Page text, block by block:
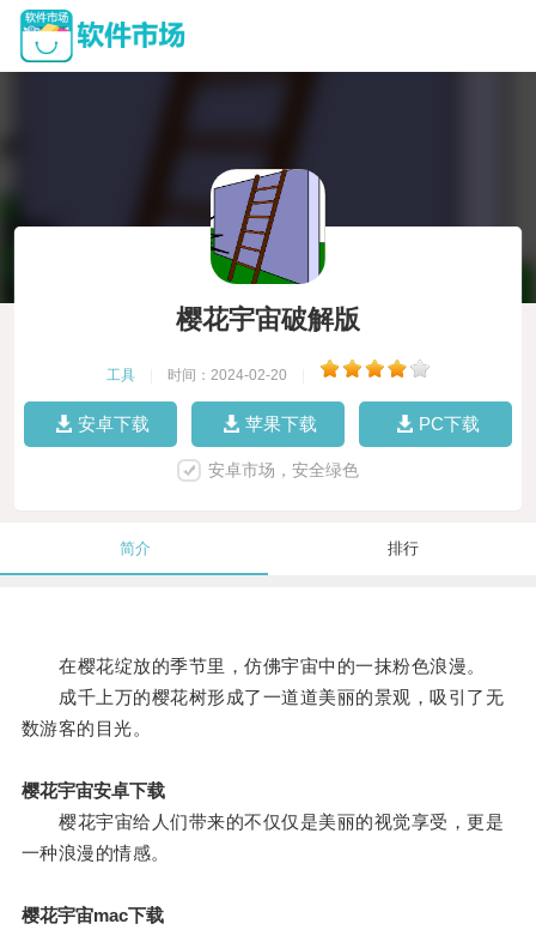
樱花宇宙破解版
工具 时间：2024-02-20
安卓下载 苹果下载 PC下载
安卓市场，安全绿色
简介 排行
在樱花绽放的季节里，仿佛宇宙中的一抹粉色浪漫。
成千上万的樱花树形成了一道道美丽的景观，吸引了无
数游客的目光。
樱花宇宙安卓下载
樱花宇宙给人们带来的不仅仅是美丽的视觉享受，更是
一种浪漫的情感。
樱花宇宙mac下载